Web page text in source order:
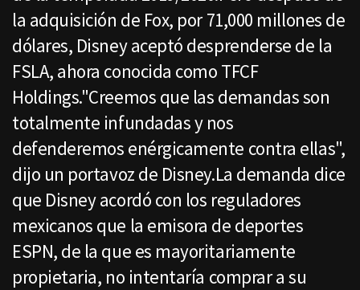
la adquisición de Fox, por 71,000 millones de
dólares, Disney aceptó desprenderse de la
FSLA, ahora conocida como TFCF
Holdings."Creemos que las demandas son
totalmente infundadas y nos
defenderemos enérgicamente contra ellas",
dijo un portavoz de Disney.La demanda dice
que Disney acordó con los reguladores
mexicanos que la emisora de deportes
ESPN, de la que es mayoritariamente
propietaria, no intentaría comprar a su